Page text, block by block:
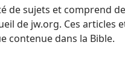
de sujets et comprend
de jw.org. Ces articles
contenue dans la Bible.